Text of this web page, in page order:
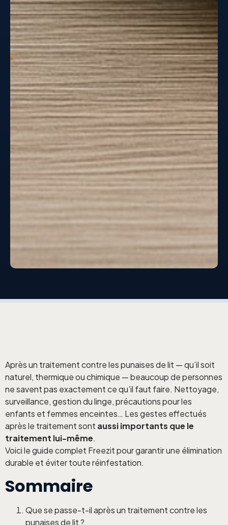
Après un traitement contre les punaises de lit — qu’il soit
naturel, thermique ou chimique — beaucoup de personnes
ne savent pas exactement ce qu’il faut faire. Nettoyage,
surveillance, gestion du linge, précautions pour les
enfants et femmes enceintes… Les gestes effectués
après le traitement sont aussi importants que le
traitement lui-même.
Voici le guide complet Freezit pour garantir une élimination
durable et éviter toute réinfestation.
Sommaire
Que se passe-t-il après un traitement contre les
punaises de lit ?